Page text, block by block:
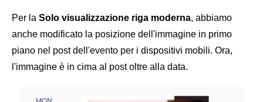
Per la Solo visualizzazione riga moderna, abbiamo
anche modificato la posizione dell'immagine in primo
piano nel post dell'evento per i dispositivi mobili. Ora,
l'immagine è in cima al post oltre alla data.